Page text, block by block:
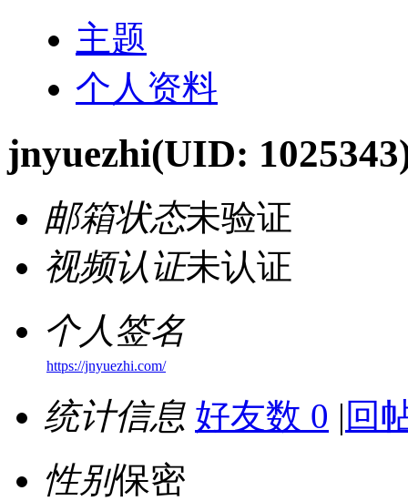
主题
个人资料
jnyuezhi(UID:
邮箱状态未验证
视频认证未认证
个人签名
https://jnyuezhi.com/
统计信息 好友数 0 | 回
性别保密